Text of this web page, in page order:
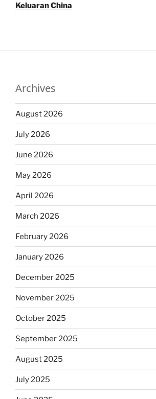
Keluaran China
Archives
August 2026
July 2026
June 2026
May 2026
April 2026
March 2026
February 2026
January 2026
December 2025
November 2025
October 2025
September 2025
August 2025
July 2025